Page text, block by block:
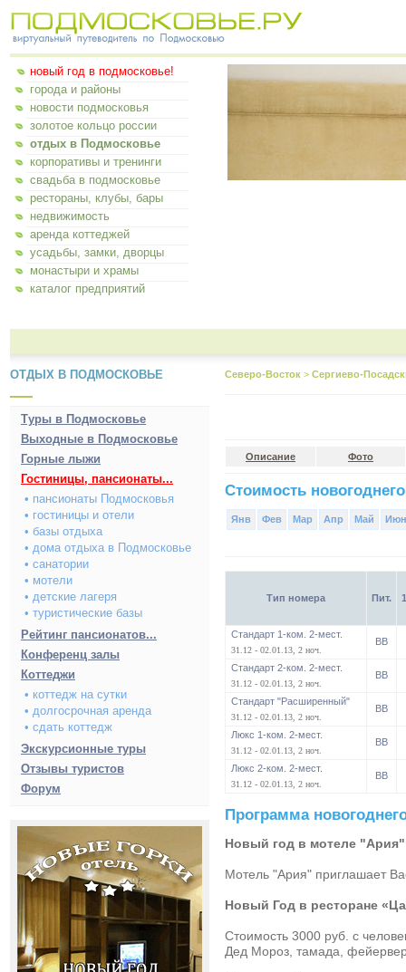
новый год в подмосковье!
города и районы
новости подмосковья
золотое кольцо россии
отдых в Подмосковье
корпоративы и тренинги
свадьба в подмосковье
рестораны, клубы, бары
недвижимость
аренда коттеджей
усадьбы, замки, дворцы
монастыри и храмы
каталог предприятий
ОТДЫХ В ПОДМОСКОВЬЕ
Туры в Подмосковье
Выходные в Подмосковье
Горные лыжи
Гостиницы, пансионаты...
• пансионаты Подмосковья
• гостиницы и отели
• базы отдыха
• дома отдыха в Подмосковье
• санатории
• мотели
• детские лагеря
• туристические базы
Рейтинг пансионатов...
Конференц залы
Коттеджи
• коттедж на сутки
• долгосрочная аренда
• сдать коттедж
Экскурсионные туры
Отзывы туристов
Форум
Северо-Восток > Сергиево-
Описание Фото
Стоимость
Янв Фев Мар Апр Май Июн
Тип номера Пит.
Стандарт 1-ком. 2-мест.
31.12 - 02.01.13, 2 ноч.
BB
Стандарт 2-ком. 2-мест.
31.12 - 02.01.13, 2 ноч.
BB
Стандарт "Расширенный"
31.12 - 02.01.13, 2 ноч.
BB
Люкс 1-ком. 2-мест.
31.12 - 02.01.13, 2 ноч.
BB
Люкс 2-ком. 2-мест.
31.12 - 02.01.13, 2 ноч.
BB
Программа
Новый год в мотеле "Ария"
Мотель "Ария" приглашает
Новый Год в ресторане
Стоимость 3000 руб. с
Дед Мороз, тамада,